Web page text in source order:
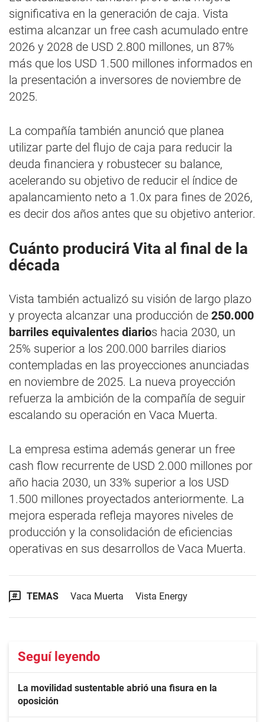
significativa en la generación de caja. Vista
estima alcanzar un free cash acumulado entre
2026 y 2028 de USD 2.800 millones, un 87%
más que los USD 1.500 millones informados en
la presentación a inversores de noviembre de
2025.
La compañía también anunció que planea
utilizar parte del flujo de caja para reducir la
deuda financiera y robustecer su balance,
acelerando su objetivo de reducir el índice de
apalancamiento neto a 1.0x para fines de 2026,
es decir dos años antes que su objetivo anterior.
Cuánto producirá Vita al final de la
década
Vista también actualizó su visión de largo plazo
y proyecta alcanzar una producción de 250.000
barriles equivalentes diarios hacia 2030, un
25% superior a los 200.000 barriles diarios
contempladas en las proyecciones anunciadas
en noviembre de 2025. La nueva proyección
refuerza la ambición de la compañía de seguir
escalando su operación en Vaca Muerta.
La empresa estima además generar un free
cash flow recurrente de USD 2.000 millones por
año hacia 2030, un 33% superior a los USD
1.500 millones proyectados anteriormente. La
mejora esperada refleja mayores niveles de
producción y la consolidación de eficiencias
operativas en sus desarrollos de Vaca Muerta.
TEMAS Vaca Muerta Vista Energy
Seguí leyendo
La movilidad sustentable abrió una fisura en la
oposición